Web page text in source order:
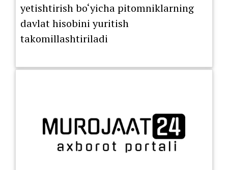
yetishtirish bo‘yicha pitomniklarning
davlat hisobini yuritish
takomillashtiriladi